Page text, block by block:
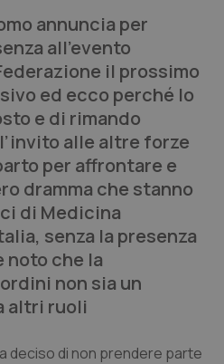
annuncia per
all’evento
il prossimo
ed ecco perché lo
e di rimando
alle altre forze
per affrontare e
dramma che stanno
di Medicina
senza la presenza
noto che la
non sia un
altri ruoli
deciso di non prendere parte